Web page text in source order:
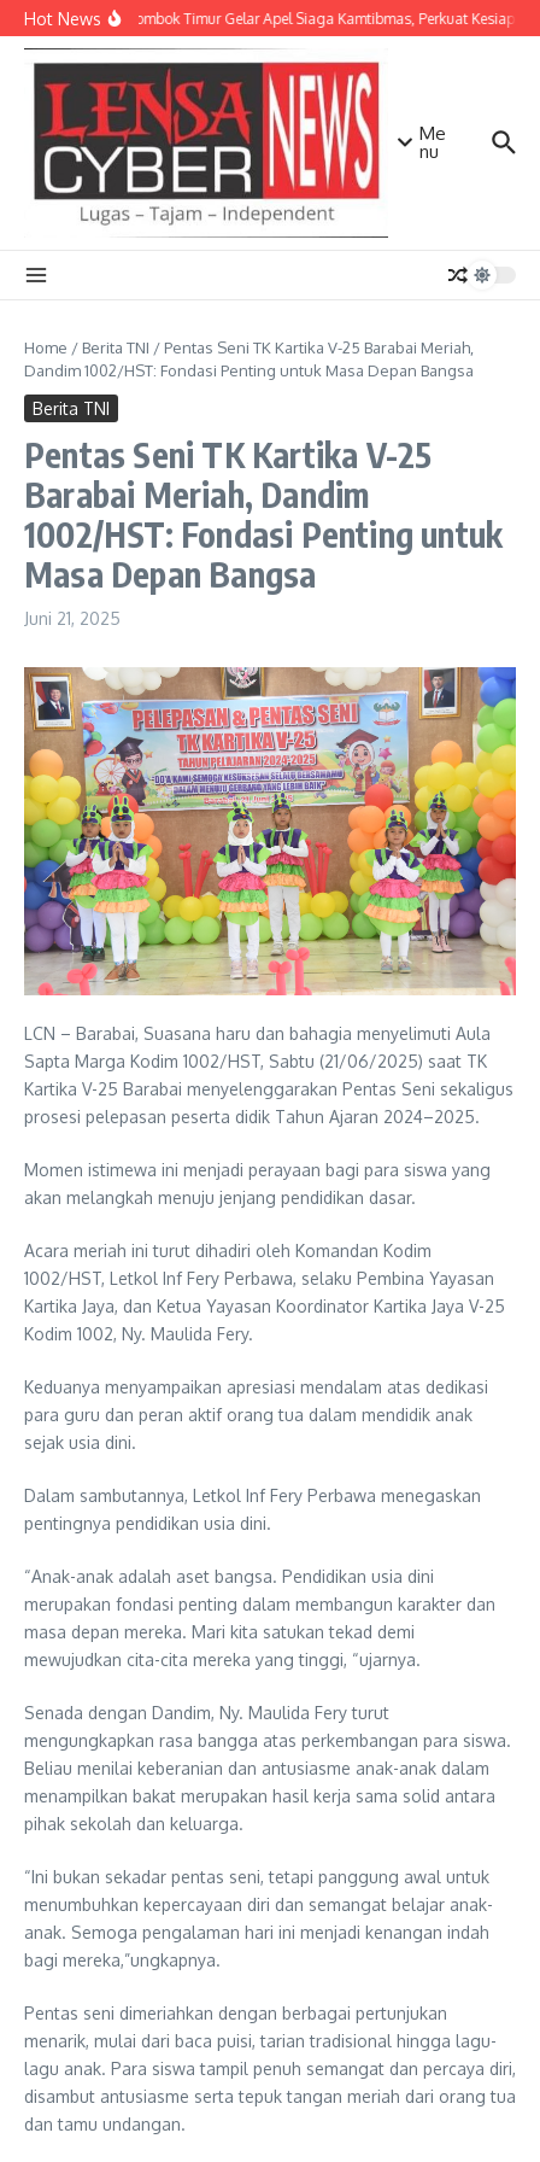
Lewati ke konten
Hot NewsPolres Lombok Timur Gelar Apel Siaga Kamtibmas, Perkuat Kesiapan
Me
nu
Home / Berita TNI / Pentas Seni TK Kartika V-25 Barabai Meriah,
Dandim 1002/HST: Fondasi Penting untuk Masa Depan Bangsa
Berita TNI
Pentas Seni TK Kartika V-25
Barabai Meriah, Dandim
1002/HST: Fondasi Penting untuk
Masa Depan Bangsa
Juni 21, 2025
LCN – Barabai, Suasana haru dan bahagia menyelimuti Aula
Sapta Marga Kodim 1002/HST, Sabtu (21/06/2025) saat TK
Kartika V-25 Barabai menyelenggarakan Pentas Seni sekaligus
prosesi pelepasan peserta didik Tahun Ajaran 2024–2025.
Momen istimewa ini menjadi perayaan bagi para siswa yang
akan melangkah menuju jenjang pendidikan dasar.
Acara meriah ini turut dihadiri oleh Komandan Kodim
1002/HST, Letkol Inf Fery Perbawa, selaku Pembina Yayasan
Kartika Jaya, dan Ketua Yayasan Koordinator Kartika Jaya V-25
Kodim 1002, Ny. Maulida Fery.
Keduanya menyampaikan apresiasi mendalam atas dedikasi
para guru dan peran aktif orang tua dalam mendidik anak
sejak usia dini.
Dalam sambutannya, Letkol Inf Fery Perbawa menegaskan
pentingnya pendidikan usia dini.
“Anak-anak adalah aset bangsa. Pendidikan usia dini
merupakan fondasi penting dalam membangun karakter dan
masa depan mereka. Mari kita satukan tekad demi
mewujudkan cita-cita mereka yang tinggi, “ujarnya.
Senada dengan Dandim, Ny. Maulida Fery turut
mengungkapkan rasa bangga atas perkembangan para siswa.
Beliau menilai keberanian dan antusiasme anak-anak dalam
menampilkan bakat merupakan hasil kerja sama solid antara
pihak sekolah dan keluarga.
“Ini bukan sekadar pentas seni, tetapi panggung awal untuk
menumbuhkan kepercayaan diri dan semangat belajar anak-
anak. Semoga pengalaman hari ini menjadi kenangan indah
bagi mereka,”ungkapnya.
Pentas seni dimeriahkan dengan berbagai pertunjukan
menarik, mulai dari baca puisi, tarian tradisional hingga lagu-
lagu anak. Para siswa tampil penuh semangat dan percaya diri,
disambut antusiasme serta tepuk tangan meriah dari orang tua
dan tamu undangan.